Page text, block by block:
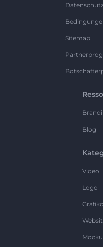
Sitemap
Blog
Video
Logo